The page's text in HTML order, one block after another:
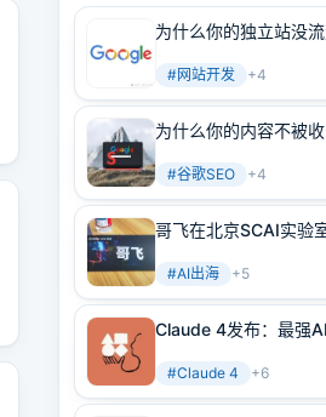
为什么你的独立站没
#网站开发 +4
为什么你的内容不被
方法
#谷歌SEO +4
哥飞在北京SCAI实验
#AI出海 +5
Claude 4发布：最强
#Claude 4 +6